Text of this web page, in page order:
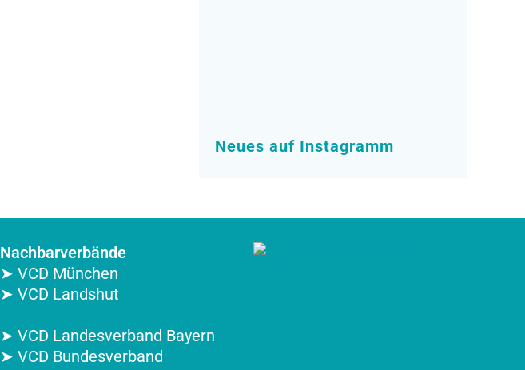
Neues auf Instagramm
Nachbarverbände
➤ VCD München
➤ VCD Landshut
➤ VCD Landesverband Bayern
➤ VCD Bundesverband